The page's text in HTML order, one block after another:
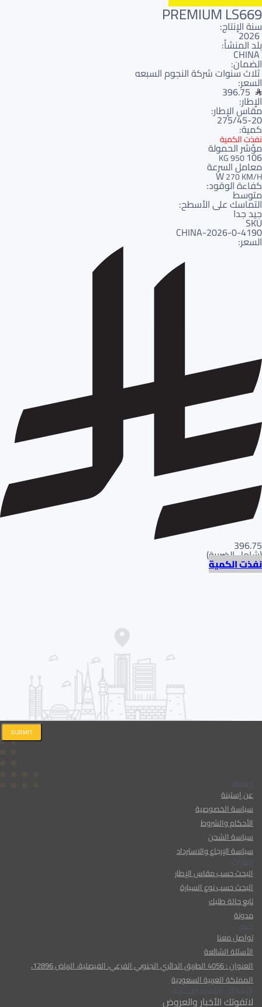
PREMIUM LS669
سنة الإنتاج:
2026
بلد المنشأ:
CHINA
الضمان:
ثلاث سنوات شركة النجوم السبعه
السعر:
396.75
الإطار:
مقاس الإطار:
275/45-20
كمية:
نفذت الكمية
مؤشر الحمولة
106
950 KG
معامل السرعة
W270 KM/H
كفاءة الوقود:
متوسط
التماسك على الأسطح:
جيد جدا
SKU
4190-CHINA-2026-0
السعر:
396.75
(شامل الضريبة)
نفذت الكمية
إستبنة
عن إستبنة
سياسة الخصوصية
الأحكام والشروط
سياسة الشحن
سياسة الإرجاع والاسترداد
إطارات
البحث حسب مقاس الإطار
البحث حسب نوع السيارة
تابع حالة طلبك
مدونة
دعم
تواصل معنا
الأسئلة الشائعة
العنوان : 4056 الطريق الدائري الجنوبي الفرعي، الفيصلية، الرياض 12896،
المملكة العربية السعودية
الإشتراك بالنشرة الإخبارية
لاتفوتك الأخبار والعروض
SUBMIT